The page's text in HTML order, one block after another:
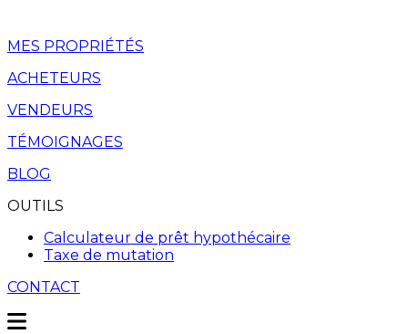
MES PROPRIÉTÉS
ACHETEURS
VENDEURS
TÉMOIGNAGES
BLOG
OUTILS
Calculateur de prêt hypothécaire
Taxe de mutation
CONTACT